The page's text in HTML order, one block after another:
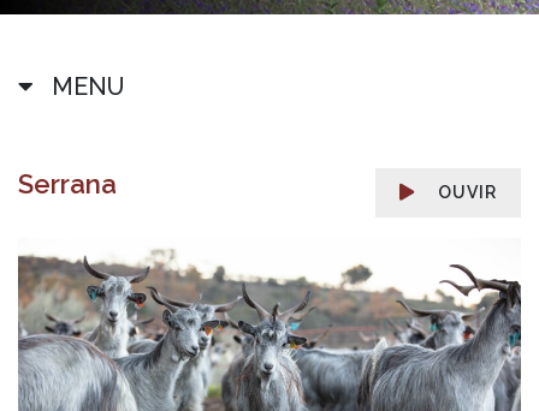
MENU
OUVIR
Serrana